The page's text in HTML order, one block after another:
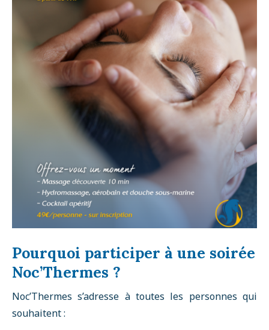
Pourquoi participer à une soirée
Noc’Thermes ?
Noc’Thermes s’adresse à toutes les personnes qui
souhaitent :